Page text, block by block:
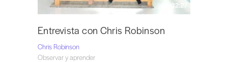
32:27
Entrevista con Chris Robinson
Chris Robinson
Observar y aprender